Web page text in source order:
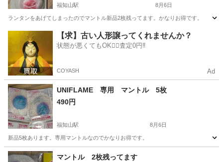
福知山駅 8月6日
ランタンをあげてしまったのでマントル新品2枚残ってます。かなりお得です。
福知山駅 その他 マントル
【求】古い人形譲ってくれませんか？
状態が悪くてもOK🙆‍♀️査定0円‼️
COYASH Ad
UNIFLAME 専用 マントル 5枚
490円
福知山駅 8月6日
新品5枚あります。専用マントルなのでかなりお得です。
京都 福知山市 福知山駅 その他 マントル
マントル 2枚残ってます